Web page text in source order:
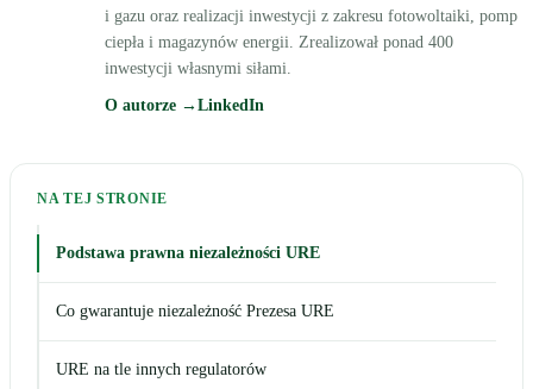
i gazu oraz realizacji inwestycji z zakresu fotowoltaiki, pomp
ciepła i magazynów energii. Zrealizował ponad 400
inwestycji własnymi siłami.
O autorze → LinkedIn
NA TEJ STRONIE
Podstawa prawna niezależności URE
Co gwarantuje niezależność Prezesa URE
URE na tle innych regulatorów